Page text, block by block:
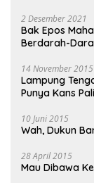
2 Desember 2021
Bak Epos
Berdarah-
14 November 2015
Lampung
Punya Kans
10 Juni 2015
Wah, Dukun
28 April 2015
Mau Dibawa